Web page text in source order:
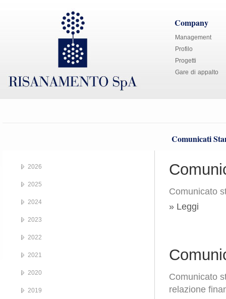
Company
Management
Profilo
Progetti
Gare di appalto
Comunicati
Comunicato
» Leggi
Comunicato
relazione
2026
2025
2024
2023
2022
2021
2020
2019